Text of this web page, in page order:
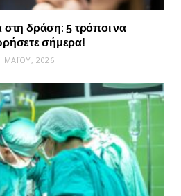
δράση: 5 τρόποι να
σήμερα!
ΜΑΪ́ΟΥ, 2026